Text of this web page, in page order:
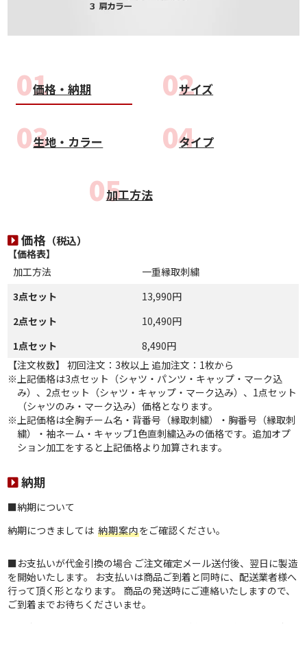
価格・納期 サイズ
生地・カラー タイプ
加工方法
価格 （税込）
【価格表】
加工方法
一重縁取刺繍
3点セット
13,990円
2点セット
10,490円
1点セット
8,490円
【注文枚数】初回注文：3枚以上 追加注文：1枚から
※上記価格は3点セット（シャツ・パンツ・キャップ・マーク込
み）、2点セット（シャツ・キャップ・マーク込み）、1点セット
（シャツのみ・マーク込み）価格となります。
※上記価格は全胸チーム名・背番号（縁取刺繍）・胸番号（縁取刺
繍）・袖ネーム・キャップ1色直刺繍込みの価格です。追加オプ
ション加工をすると上記価格より加算されます。
納期
■納期について
納期につきましては 納期案内をご確認ください。
■お支払いが代金引換の場合 ご注文確定メール送付後、翌日に製造
を開始いたします。 お支払いは商品ご到着と同時に、配送業者様へ
行って頂く形となります。 商品の発送時にご連絡いたしますので、
ご到着までお待ちくださいませ。
■お支払いが銀行振込、郵便振替の場合 ご注文確定後にお振込先の